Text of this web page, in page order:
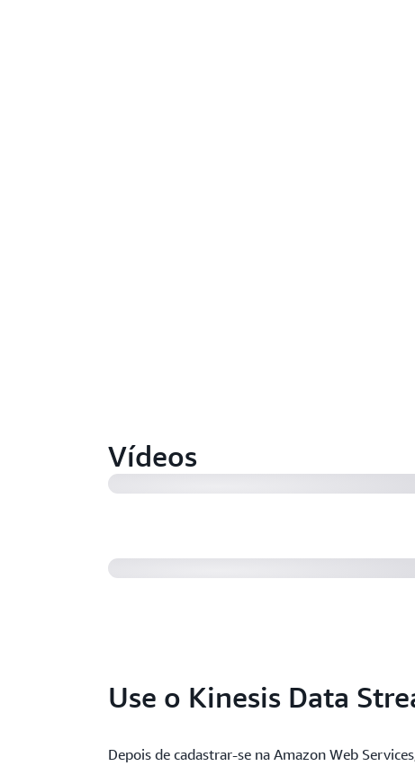
Vídeos
Princípios básicos do Amazon
(5min19s)
Use o Kinesis Data
Depois de cadastrar-se na Amazon Web